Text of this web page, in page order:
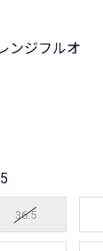
ンジフルオ
36.5